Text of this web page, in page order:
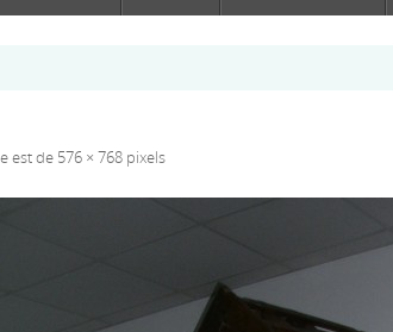
est de 576 × 768 pixels